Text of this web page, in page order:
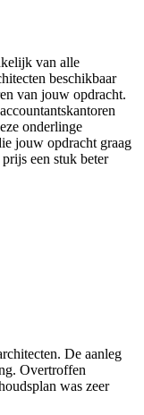
van alle
beschikbaar
van jouw opdracht.
onderlinge
jouw opdracht graag
een stuk beter
De aanleg
Overtroffen
was zeer